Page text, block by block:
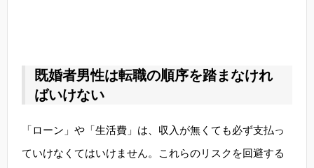
既婚者男性は転職の順序を踏まなけれ
ばいけない
「ローン」や「生活費」は、収入が無くても必ず支払っ
ていけなくてはいけません。これらのリスクを回避する